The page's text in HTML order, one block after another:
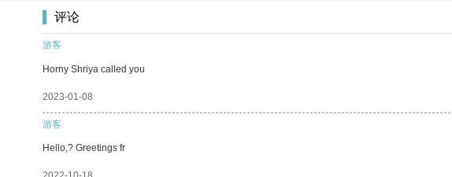
评论
游客
Horny Shriya called you
2023-01-08
游客
Hello,? Greetings fr